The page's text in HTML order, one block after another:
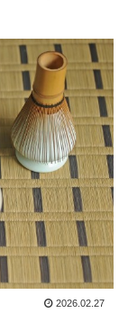
2026.02.27